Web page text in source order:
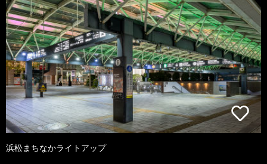
浜松まちなかライトアップ